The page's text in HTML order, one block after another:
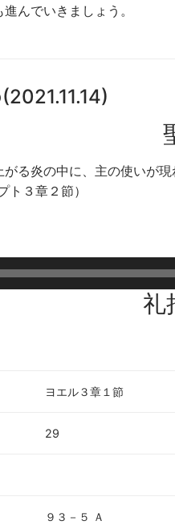
んでいきましょう。
る炎の中に、主の使いが
ト３章２節）
礼
ヨエル３章１節
29
９３－５ Ａ